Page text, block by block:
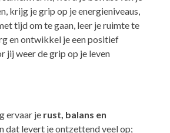
krijg je grip op je energieniveaus,
tijd om te gaan, leer je ruimte te
en ontwikkel je een positief
jij weer de grip op je leven
ervaar je rust, balans en
dat levert je ontzettend veel op;